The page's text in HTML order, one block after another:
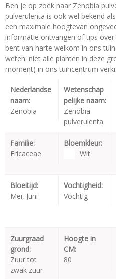
Ben je op zoek naar Zenobia
pulverulenta is ook wel bekend
een maximale hoogtevan
informatie ontvangen of tips over
bent van harte welkom in ons
weten: niet alle planten in deze
moment) in ons tuincentrum
Nederlandse
naam:
Zenobia
Wetenschap
pelijke naam:
Zenobia
pulverulenta
Familie:
Ericaceae
Bloemkleur:
Wit
Bloeitijd:
Mei, Juni
Vochtigheid:
Vochtig
Zuurgraad
grond:
Zuur tot
zwak zuur
Hoogte in
CM:
80